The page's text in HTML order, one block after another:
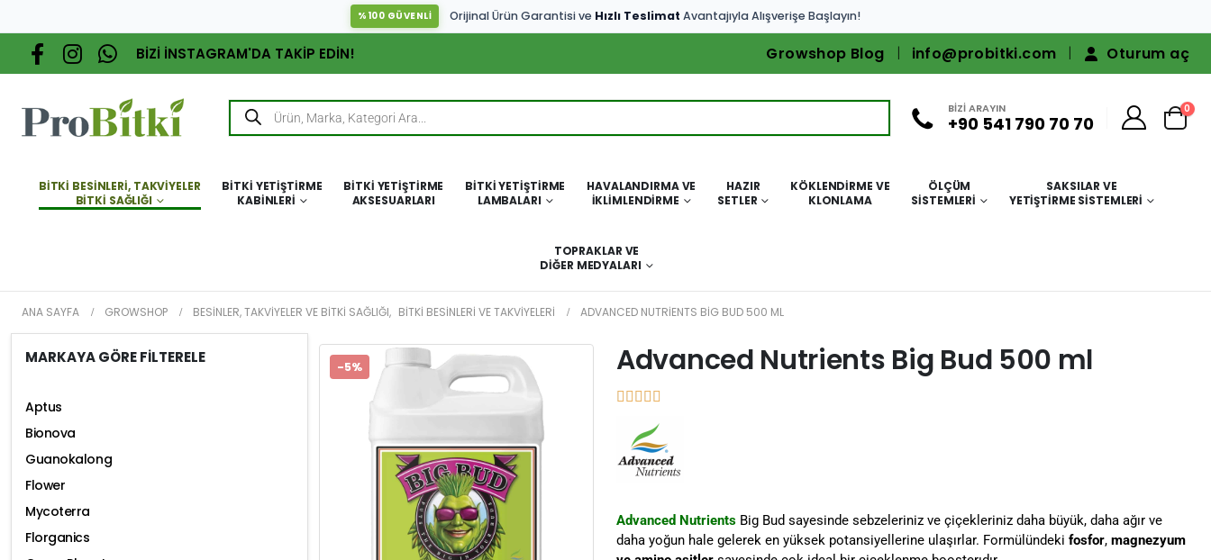
%100 GÜVENLİ Orijinal Ürün Garantisi ve Hızlı Teslimat Avantajıyla Alışverişe Başlayın!
BİZİ İNSTAGRAM'DA TAKİP EDİN! Growshop Blog info@probitki.com Oturum aç
BİZİ ARAYIN
+90 541 790 70 70
0
BITKI BESINLERI, TAKVIYELER
BITKI SAĞLIĞI
BITKI YETIŞTIRME
KABINLERI
BITKI YETIŞTIRME
AKSESUARLARI
BITKI YETIŞTIRME
LAMBALARI
HAVALANDIRMA VE
İKLIMLENDIRME
HAZIR
SETLER
KÖKLENDIRME VE
KLONLAMA
ÖLÇÜM
SISTEMLERI
SAKSILAR VE
YETIŞTIRME SISTEMLERI
TOPRAKLAR VE
DIĞER MEDYALARI
ANA SAYFA GROWSHOP BESINLER, TAKVIYELER VE BITKI SAĞLIĞI, BITKI BESINLERI VE TAKVIYELERI ADVANCED NUTRIENTS BIG BUD 500 ML
-5% Advanced Nutrients Big Bud 500 ml
Advanced Nutrients Big Bud sayesinde sebzeleriniz ve çiçekleriniz daha büyük, daha ağır ve
daha yoğun hale gelerek en yüksek potansiyellerine ulaşırlar. Formülündeki fosfor, magnezyum
MARKAYA GÖRE FİLTERELE
Aptus
Bionova
Guanokalong
Flower
Mycoterra
Florganics